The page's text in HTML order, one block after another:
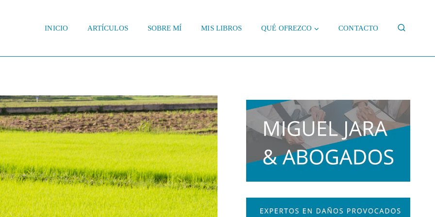
INICIO ARTÍCULOS SOBRE MÍ MIS LIBROS QUÉ OFREZCO CONTACTO